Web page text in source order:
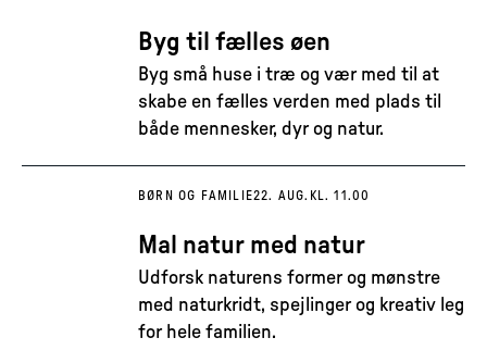
Byg til fælles øen
Byg små huse i træ og vær med til at
skabe en fælles verden med plads til
både mennesker, dyr og natur.
BØRN OG FAMILIE22. AUG. KL. 11.00
Mal natur med natur
Udforsk naturens former og mønstre
med naturkridt, spejlinger og kreativ leg
for hele familien.